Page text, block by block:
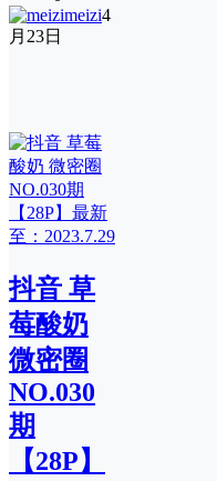
meizi4
月23日
抖音 草
莓酸奶
微密圈
NO.030
期
【28P】